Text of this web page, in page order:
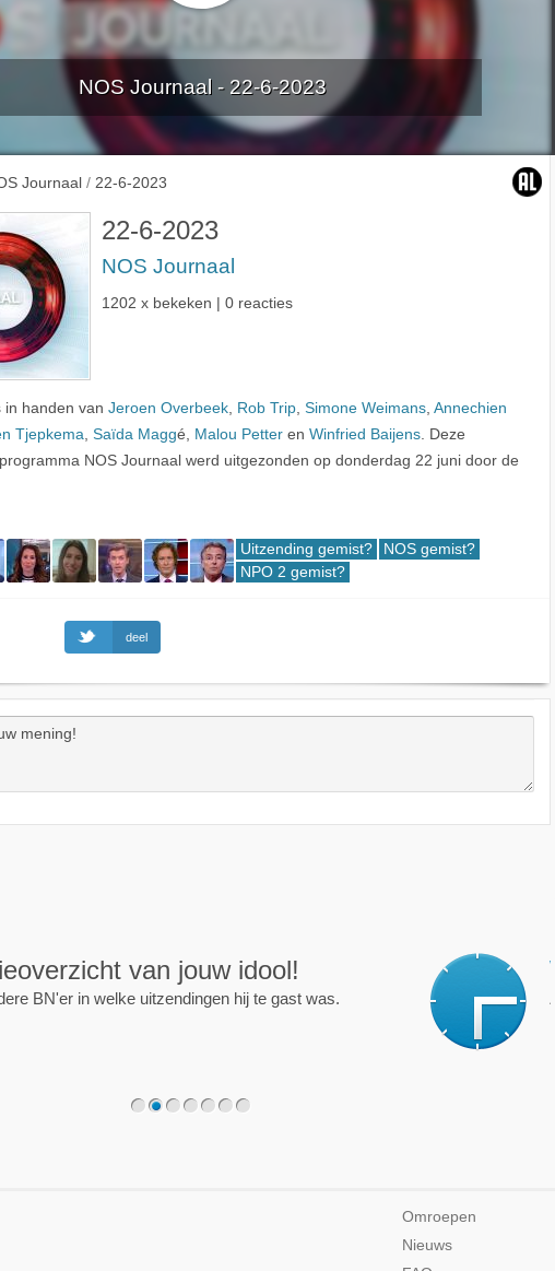
NOS Journaal - 22-6-2023
Journaal / 22-6-2023
22-6-2023
NOS Journaal
1202 x bekeken | 0 reacties
in handen van Jeroen Overbeek Rob Trip Simone Weimans Annechien
Tjepkema Saïda Maggé, Malou Petter en Winfried Baijens . Deze
NOS Journaal werd uitgezonden op donderdag 22 juni door de
Uitzending gemist?
NOS gemist?
NPO 2 gemist?
deel
17-6-2023 18-6-2023
, altijd op de hoogte!
een wekker op een programma of persoon en je krijgt een mailtje als er een
Omroepen
Nieuws